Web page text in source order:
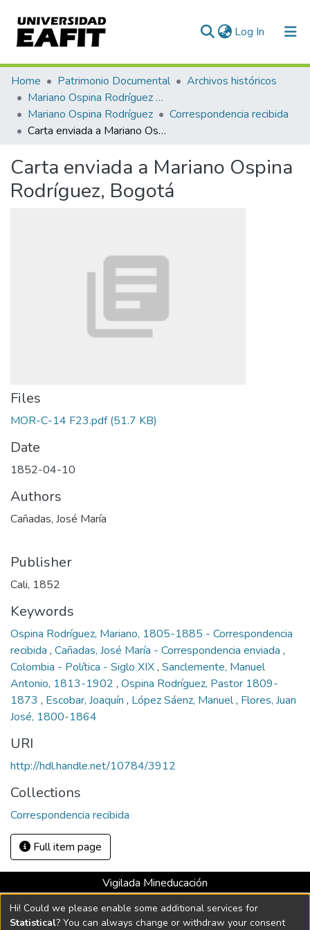
Log In (current)
Communities & Collections
All of DSpace
Statistics
Home Patrimonio Documental
Archivos históricos
Mariano Ospina Rodríguez (1826 -1912)
Mariano Ospina Rodríguez
Correspondencia recibida
Carta enviada a Mariano Ospina Rodríguez, Bogotá
Carta enviada a Mariano Ospina
Rodríguez, Bogotá
Files
MOR-C-14 F23.pdf(51.7 KB)
Date
1852-04-10
Authors
Cañadas, José María
Publisher
Cali, 1852
Keywords
Ospina Rodríguez, Mariano, 1805-1885 - Correspondencia
recibida , Cañadas, José María - Correspondencia enviada ,
Colombia - Política - Siglo XIX, Sanclemente, Manuel
Antonio, 1813-1902 , Ospina Rodríguez, Pastor 1809-
1873 , Escobar, Joaquín , López Sáenz, Manuel, Flores, Juan
José, 1800-1864
URI
http://hdl.handle.net/10784/3912
Collections
Correspondencia recibida
Full item page
Vigilada Mineducación
Universidad con Acreditación Institucional hasta 2026 -
Resolución MEN 2158 de 2018
Hi! Could we please enable some additional services for
Statistical? You can always change or withdraw your consent